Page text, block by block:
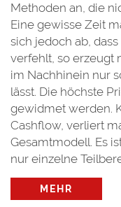
Methoden an, die
Eine gewisse Zeit
sich jedoch ab,
verfehlt, so erzeugt
im Nachhinein nur
lässt. Die höchste
gewidmet werden.
Cashflow, verliert
Gesamtmodell. Es
nur einzelne
MEHR